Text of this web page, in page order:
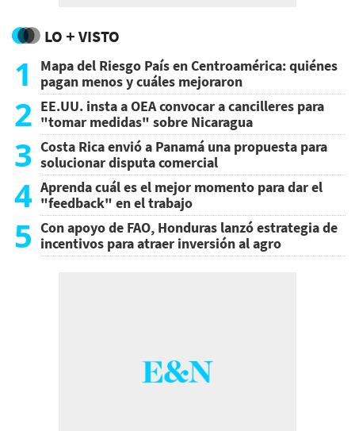
LO + VISTO
1
Mapa del Riesgo País en Centroamérica: quiénes
pagan menos y cuáles mejoraron
2 EE.UU. insta a OEA convocar a cancilleres para
"tomar medidas" sobre Nicaragua
3 Costa Rica envió a Panamá una propuesta para
solucionar disputa comercial
4 Aprenda cuál es el mejor momento para dar el
"feedback" en el trabajo
5 Con apoyo de FAO, Honduras lanzó estrategia de
incentivos para atraer inversión al agro